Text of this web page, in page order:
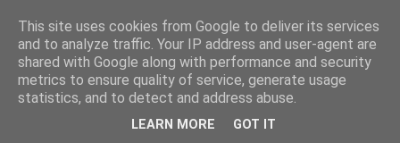
mönsterlöst
virkning och stickning maskor och varv, mönsterlöst
This site uses cookies from Google to deliver its services
and to analyze traffic. Your IP address and user-agent are
shared with Google along with performance and security
metrics to ensure quality of service, generate usage
statistics, and to detect and address abuse.
LEARN MORE GOT IT